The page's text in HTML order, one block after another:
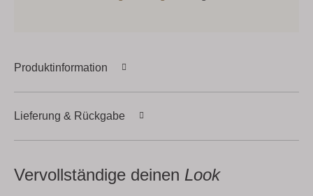
Produktinformation
Lieferung & Rückgabe
Vervollständige deinen Look